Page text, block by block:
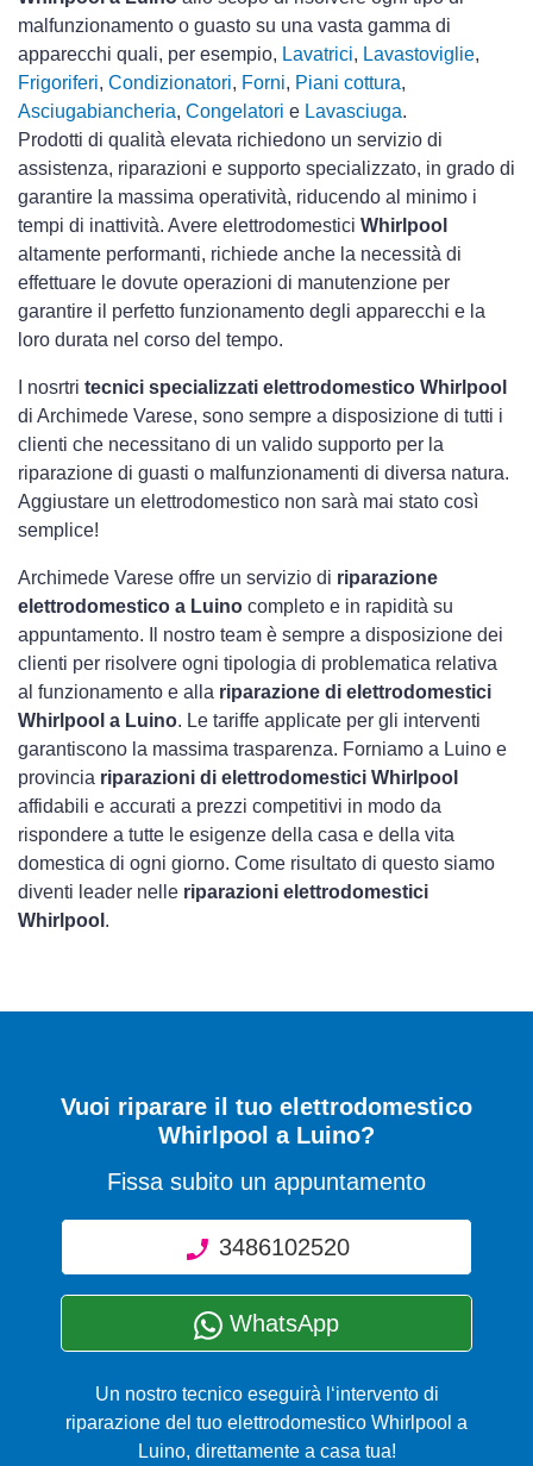
malfunzionamento o guasto su una vasta gamma di
apparecchi quali, per esempio, Lavatrici, Lavastoviglie,
Frigoriferi, Condizionatori, Forni, Piani cottura,
Asciugabiancheria, Congelatori e Lavasciuga.
Prodotti di qualità elevata richiedono un servizio di
assistenza, riparazioni e supporto specializzato, in grado di
garantire la massima operatività, riducendo al minimo i
tempi di inattività. Avere elettrodomestici Whirlpool
altamente performanti, richiede anche la necessità di
effettuare le dovute operazioni di manutenzione per
garantire il perfetto funzionamento degli apparecchi e la
loro durata nel corso del tempo.
I nosrtri tecnici specializzati elettrodomestico Whirlpool
di Archimede Varese, sono sempre a disposizione di tutti i
clienti che necessitano di un valido supporto per la
riparazione di guasti o malfunzionamenti di diversa natura.
Aggiustare un elettrodomestico non sarà mai stato così
semplice!
Archimede Varese offre un servizio di riparazione
elettrodomestico a Luino completo e in rapidità su
appuntamento. Il nostro team è sempre a disposizione dei
clienti per risolvere ogni tipologia di problematica relativa
al funzionamento e alla riparazione di elettrodomestici
Whirlpool a Luino. Le tariffe applicate per gli interventi
garantiscono la massima trasparenza. Forniamo a Luino e
provincia riparazioni di elettrodomestici Whirlpool
affidabili e accurati a prezzi competitivi in modo da
rispondere a tutte le esigenze della casa e della vita
domestica di ogni giorno. Come risultato di questo siamo
diventi leader nelle riparazioni elettrodomestici
Whirlpool .
Vuoi riparare il tuo elettrodomestico
Whirlpool a Luino?
Fissa subito un appuntamento
3486102520
WhatsApp
Un nostro tecnico eseguirà l‘intervento di
riparazione del tuo elettrodomestico Whirlpool a
Luino, direttamente a casa tua!